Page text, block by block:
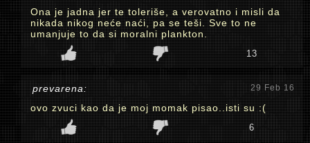
Ona je jadna jer te toleriše, a verovatno i misli da
nikada nikog neće naći, pa se teši. Sve to ne
umanjuje to da si moralni plankton.
13
prevarena: 29 Feb 16
ovo zvuci kao da je moj momak pisao..isti su :(
6